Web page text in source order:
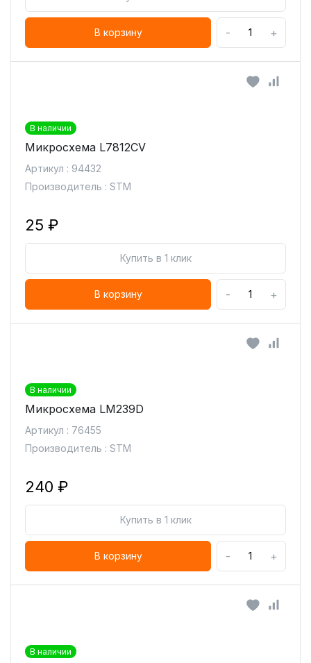
В корзину - +
В наличии
Микросхема L7812CV
Артикул : 94432
Производитель : STM
25 ₽
Купить в 1 клик
В корзину - +
В наличии
Микросхема LM239D
Артикул : 76455
Производитель : STM
240 ₽
Купить в 1 клик
В корзину - +
В наличии